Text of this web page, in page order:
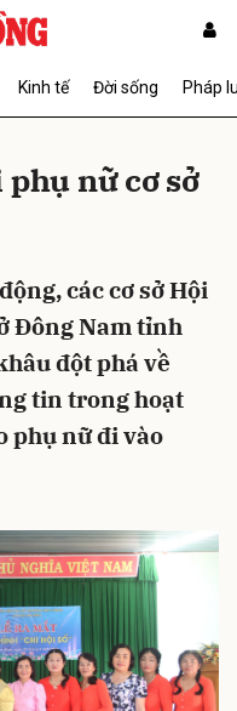
Kinh tế Đời sống Pháp
phụ nữ cơ sở
các cơ sở Hội
Đông Nam tỉnh
đột phá về
tin trong hoạt
phụ nữ đi vào
Hủy Gửi